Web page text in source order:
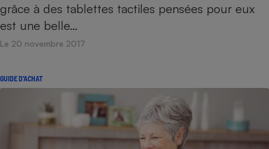
grâce à des tablettes tactiles pensées pour eux
est une belle…
Le 20 novembre 2017
GUIDE D'ACHAT